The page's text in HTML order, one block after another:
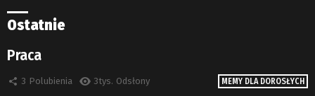
Ostatnie
MEMY DLA DOROSŁYCH
Praca
3 Polubienia 3tys. Odsłony